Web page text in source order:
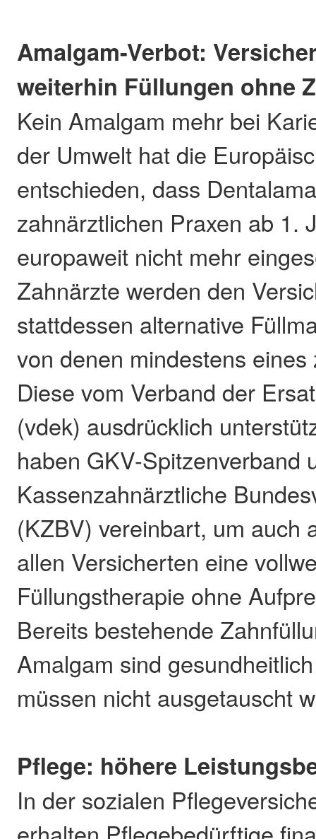
Amalgam-Verbot:
weiterhin Füllungen ohne
Kein Amalgam mehr bei
der Umwelt hat die
entschieden, dass
zahnärztlichen Praxen ab 1.
europaweit nicht mehr
Zahnärzte werden den
stattdessen alternative
von denen mindestens
Diese vom Verband der
(vdek) ausdrücklich
haben GKV-Spitzenverband
Kassenzahnärztliche
(KZBV) vereinbart, um auch
allen Versicherten eine
Füllungstherapie ohne
Bereits bestehende
Amalgam sind
müssen nicht ausgetauscht
Pflege: höhere
In der sozialen